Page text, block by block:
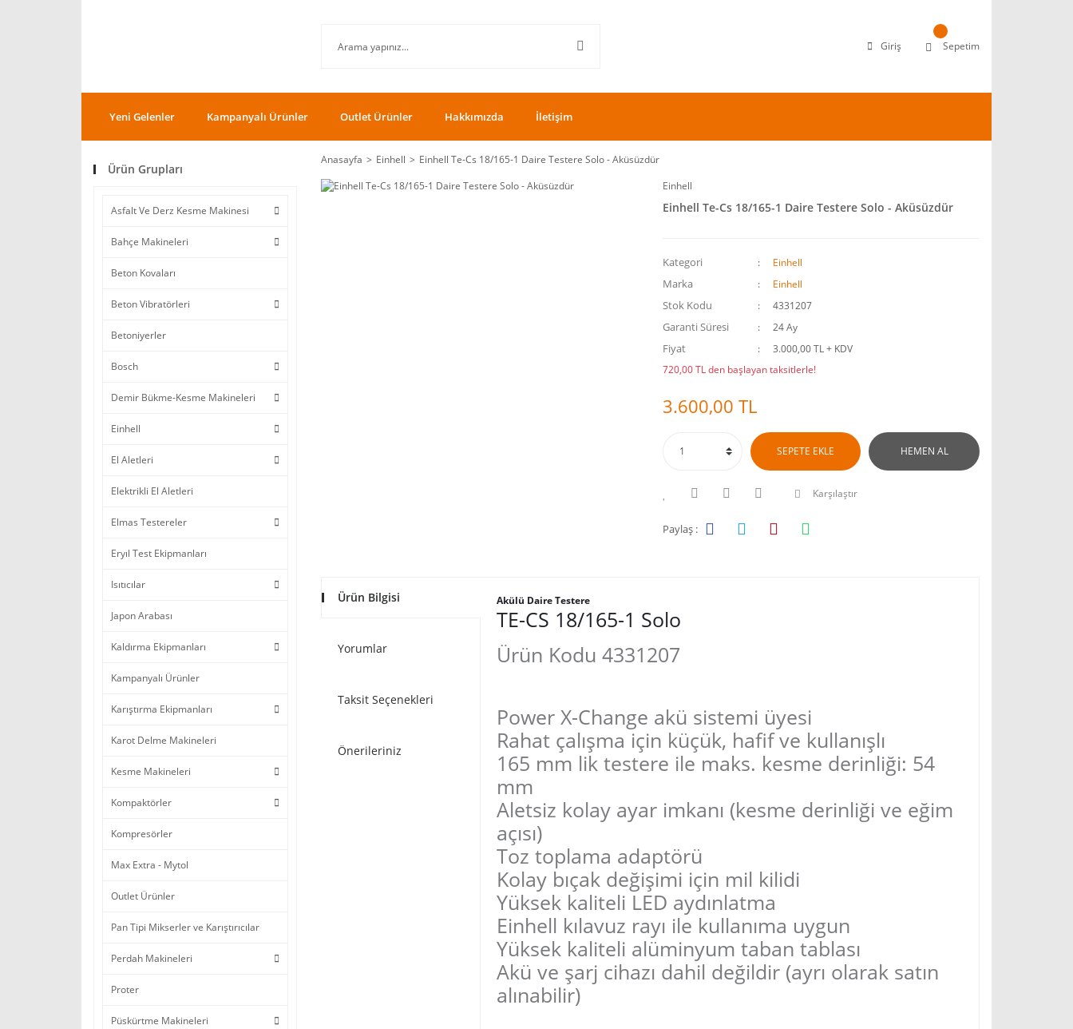
Giriş Sepetim
Yeni Gelenler Kampanyalı Ürünler Outlet Ürünler Hakkımızda İletişim
Ürün Grupları
Asfalt Ve Derz Kesme Makinesi
Bahçe Makineleri
Beton Kovaları
Beton Vibratörleri
Betoniyerler
Bosch
Demir Bükme-Kesme Makineleri
Einhell
El Aletleri
Elektrikli El Aletleri
Elmas Testereler
Eryıl Test Ekipmanları
Isıtıcılar
Japon Arabası
Kaldırma Ekipmanları
Kampanyalı Ürünler
Karıştırma Ekipmanları
Karot Delme Makineleri
Kesme Makineleri
Kompaktörler
Kompresörler
Max Extra - Mytol
Outlet Ürünler
Pan Tipi Mikserler ve Karıştırıcılar
Perdah Makineleri
Proter
Püskürtme Makineleri
Anasayfa Einhell
Einhell Te-Cs 18/165-1 Daire Testere Solo - Aküsüzdür
Einhell
Einhell Te-Cs 18/165-1 Daire Testere Solo - Aküsüzdür
Kategori Einhell
Marka Einhell
Stok Kodu 4331207
Garanti Süresi 24 Ay
Fiyat
3.000,00 TL + KDV
720,00 TL den başlayan taksitlerle!
3.600,00 TL
SEPETE EKLE HEMEN AL
Karşılaştır
Paylaş :
Ürün Bilgisi
Yorumlar
Taksit Seçenekleri
Önerileriniz
Akülü Daire Testere
TE-CS 18/165-1 Solo
Ürün Kodu 4331207
Power X-Change akü sistemi üyesi
Rahat çalışma için küçük, hafif ve kullanışlı
165 mm lik testere ile maks. kesme derinliği: 54
mm
Aletsiz kolay ayar imkanı (kesme derinliği ve eğim
açısı)
Toz toplama adaptörü
Kolay bıçak değişimi için mil kilidi
Yüksek kaliteli LED aydınlatma
Einhell kılavuz rayı ile kullanıma uygun
Yüksek kaliteli alüminyum taban tablası
Akü ve şarj cihazı dahil değildir (ayrı olarak satın
alınabilir)